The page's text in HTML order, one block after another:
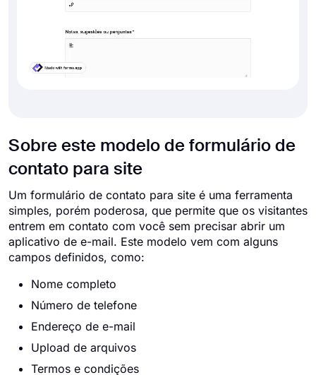
Sobre este modelo de formulário de
contato para site
Um formulário de contato para site é uma ferramenta
simples, porém poderosa, que permite que os visitantes
entrem em contato com você sem precisar abrir um
aplicativo de e-mail. Este modelo vem com alguns
campos definidos, como:
Nome completo
Número de telefone
Endereço de e-mail
Upload de arquivos
Termos e condições